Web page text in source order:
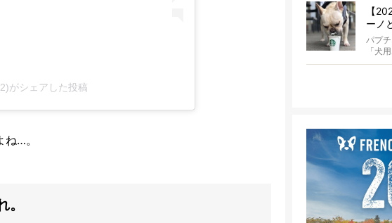
がシェアした投稿
…。
【
ーノ
同伴
パプ
「犬
（